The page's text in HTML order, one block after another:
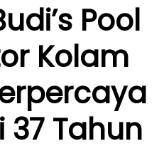
Pool
Kolam
37 Tahun